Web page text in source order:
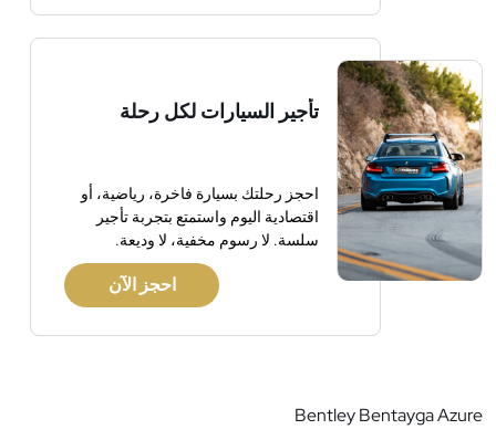
تأجير السيارات لكل رحلة
احجز رحلتك بسيارة فاخرة، رياضية، أو
اقتصادية اليوم واستمتع بتجربة تأجير
سلسة. لا رسوم مخفية، لا وديعة.
احجز الآن
Bentley Bentayga Azure